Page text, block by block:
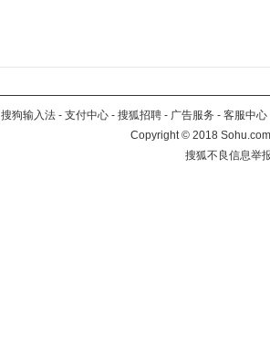
搜狗输入法 - 支付中心 - 搜狐招聘 - 广告服务 - 客服中心
Copyright©2018
搜狐不良信息举